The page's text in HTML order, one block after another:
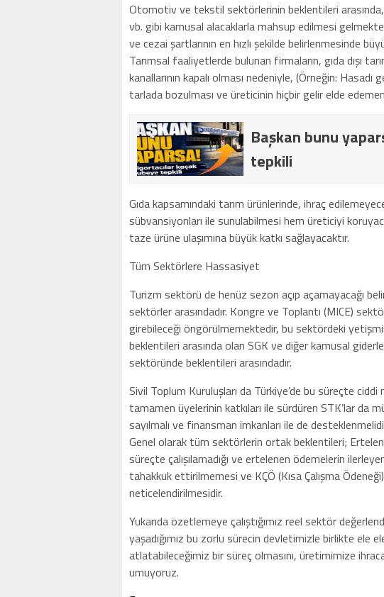
Otomotiv ve tekstil sektörlerinin beklentileri arasında,
vb. gibi kamusal alacaklarla mahsup edilmesi
ve cezai şartlarının en hızlı şekilde belirlenmesinde
Tarımsal faaliyetlerde bulunan firmaların, gıda dışı
kanallarının kapalı olması nedeniyle, (Örneğin:
tarlada bozulması ve üreticinin hiçbir gelir elde
Başkan bunu
tepkili
Gıda kapsamındaki tarım ürünlerinde, ihraç
sübvansiyonları ile sunulabilmesi hem üreticiyi
taze ürüne ulaşımına büyük katkı sağlayacaktır.
Tüm Sektörlere Hassasiyet
Turizm sektörü de henüz sezon açıp açamayacağı
sektörler arasındadır. Kongre ve Toplantı (MICE)
girebileceği öngörülmemektedir, bu sektördeki
beklentileri arasında olan SGK ve diğer kamusal
sektöründe beklentileri arasındadır.
Sivil Toplum Kuruluşları da Türkiye’de bu süreçte
tamamen üyelerinin katkıları ile sürdüren STK’lar da
sayılmalı ve finansman imkanları ile de
Genel olarak tüm sektörlerin ortak beklentileri;
süreçte çalışılamadığı ve ertelenen ödemelerin
tahakkuk ettirilmemesi ve KÇÖ (Kısa Çalışma Ödeneği)
neticelendirilmesidir.
Yukarıda özetlemeye çalıştığımız reel sektör
yaşadığımız bu zorlu sürecin devletimizle birlikte ele
atlatabileceğimiz bir süreç olmasını, üretimimize
umuyoruz.